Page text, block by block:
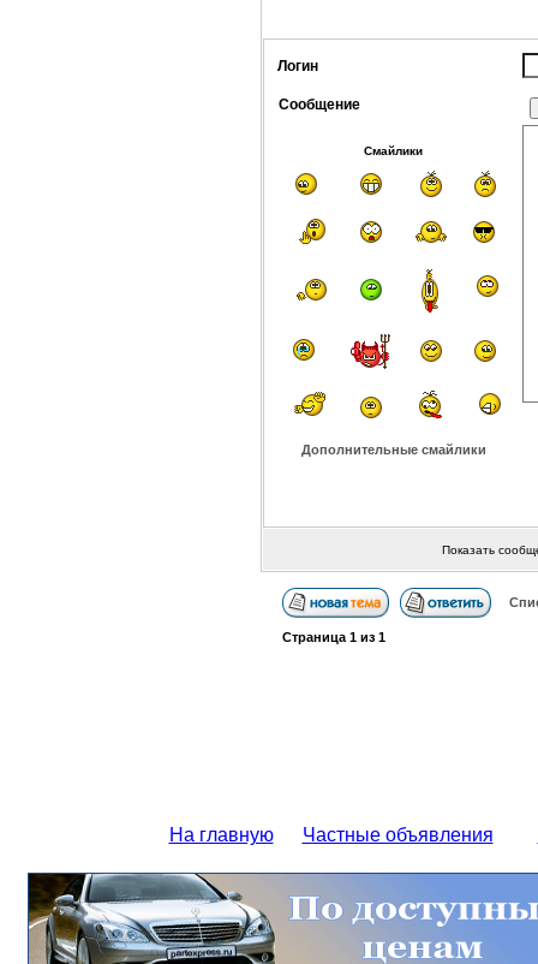
Логин
Сообщение
Смайлики
Дополнительные смайлики
Показать
Страница 1из 1
На главную Частные объявления